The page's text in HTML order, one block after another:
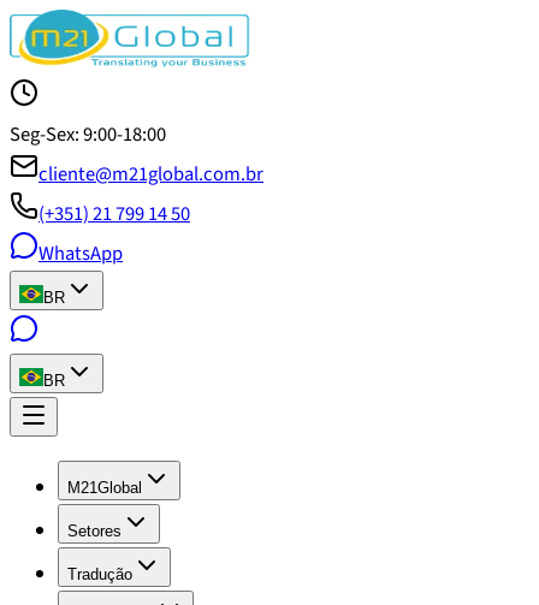
Seg-Sex: 9:00-18:00
cliente@m21global.com.br
(+351) 21 799 14 50
WhatsApp
BR
BR
M21Global
Setores
Tradução